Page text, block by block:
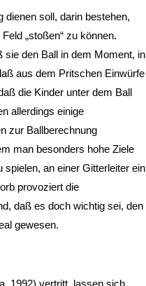
dienen soll, darin bestehen,
„stoßen“ zu können.
sie den Ball in dem Moment, in
aus dem Pritschen Einwürfe
die Kinder unter dem Ball
allerdings einige
zur Ballberechnung
man besonders hohe Ziele
an einer Gitterleiter ein
provoziert die
daß es doch wichtig sei, den
gewesen.
1992) vertritt, lassen sich